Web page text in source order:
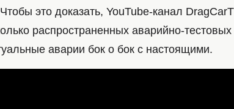
это доказать, YouTube-канал
распространенных аварийно-
аварии бок о бок с настоящими.